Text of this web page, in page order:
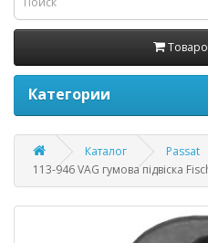
Категории
Каталог
Passat
113-946 VAG гумова підвіска